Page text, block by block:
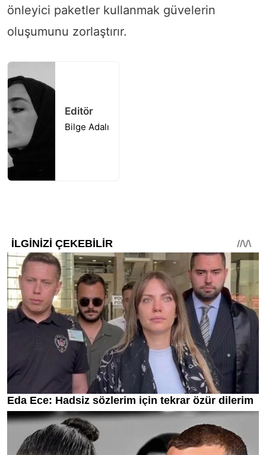
önleyici paketler kullanmak güvelerin
oluşumunu zorlaştırır.
Editör
Bilge Adalı